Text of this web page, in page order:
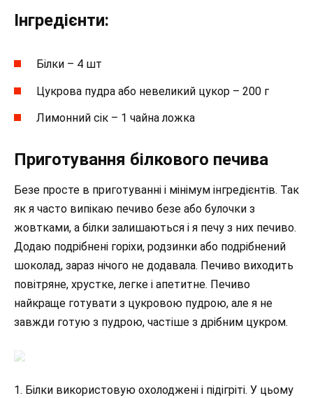
Інгредієнти:
Білки – 4 шт
Цукрова пудра або невеликий цукор – 200 г
Лимонний сік – 1 чайна ложка
Приготування білкового печива
Безе просте в приготуванні і мінімум інгредієнтів. Так
як я часто випікаю печиво безе або булочки з
жовтками, а білки залишаються і я печу з них печиво.
Додаю подрібнені горіхи, родзинки або подрібнений
шоколад, зараз нічого не додавала. Печиво виходить
повітряне, хрустке, легке і апетитне. Печиво
найкраще готувати з цукровою пудрою, але я не
завжди готую з пудрою, частіше з дрібним цукром.
1. Білки використовую охолоджені і підігріті. У цьому